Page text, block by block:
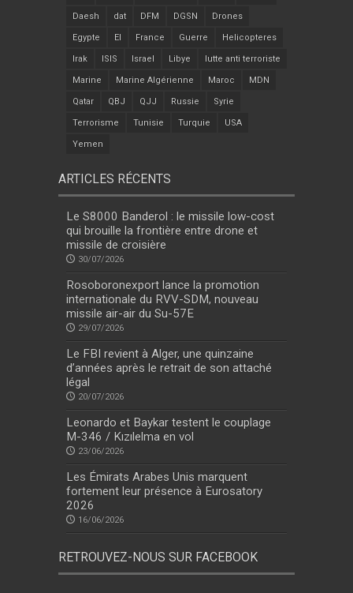
Daesh dat DFM DGSN Drones
Egypte EI France Guerre Helicopteres
Irak ISIS Israel Libye lutte anti terroriste
Marine Marine Algérienne Maroc MDN
Qatar QBJ QJJ Russie Syrie
Terrorisme Tunisie Turquie USA
Yemen
ARTICLES RÉCENTS
Le S8000 Banderol : le missile low-cost
qui brouille la frontière entre drone et
missile de croisière
30/07/2026
Rosoboronexport lance la promotion
internationale du RVV-SDM, nouveau
missile air-air du Su-57E
29/07/2026
Le FBI revient à Alger, une quinzaine
d’années après le retrait de son attaché
légal
20/07/2026
Leonardo et Baykar testent le couplage
M-346 / Kızılelma en vol
23/06/2026
Les Émirats Arabes Unis marquent
fortement leur présence à Eurosatory
2026
16/06/2026
RETROUVEZ-NOUS SUR FACEBOOK